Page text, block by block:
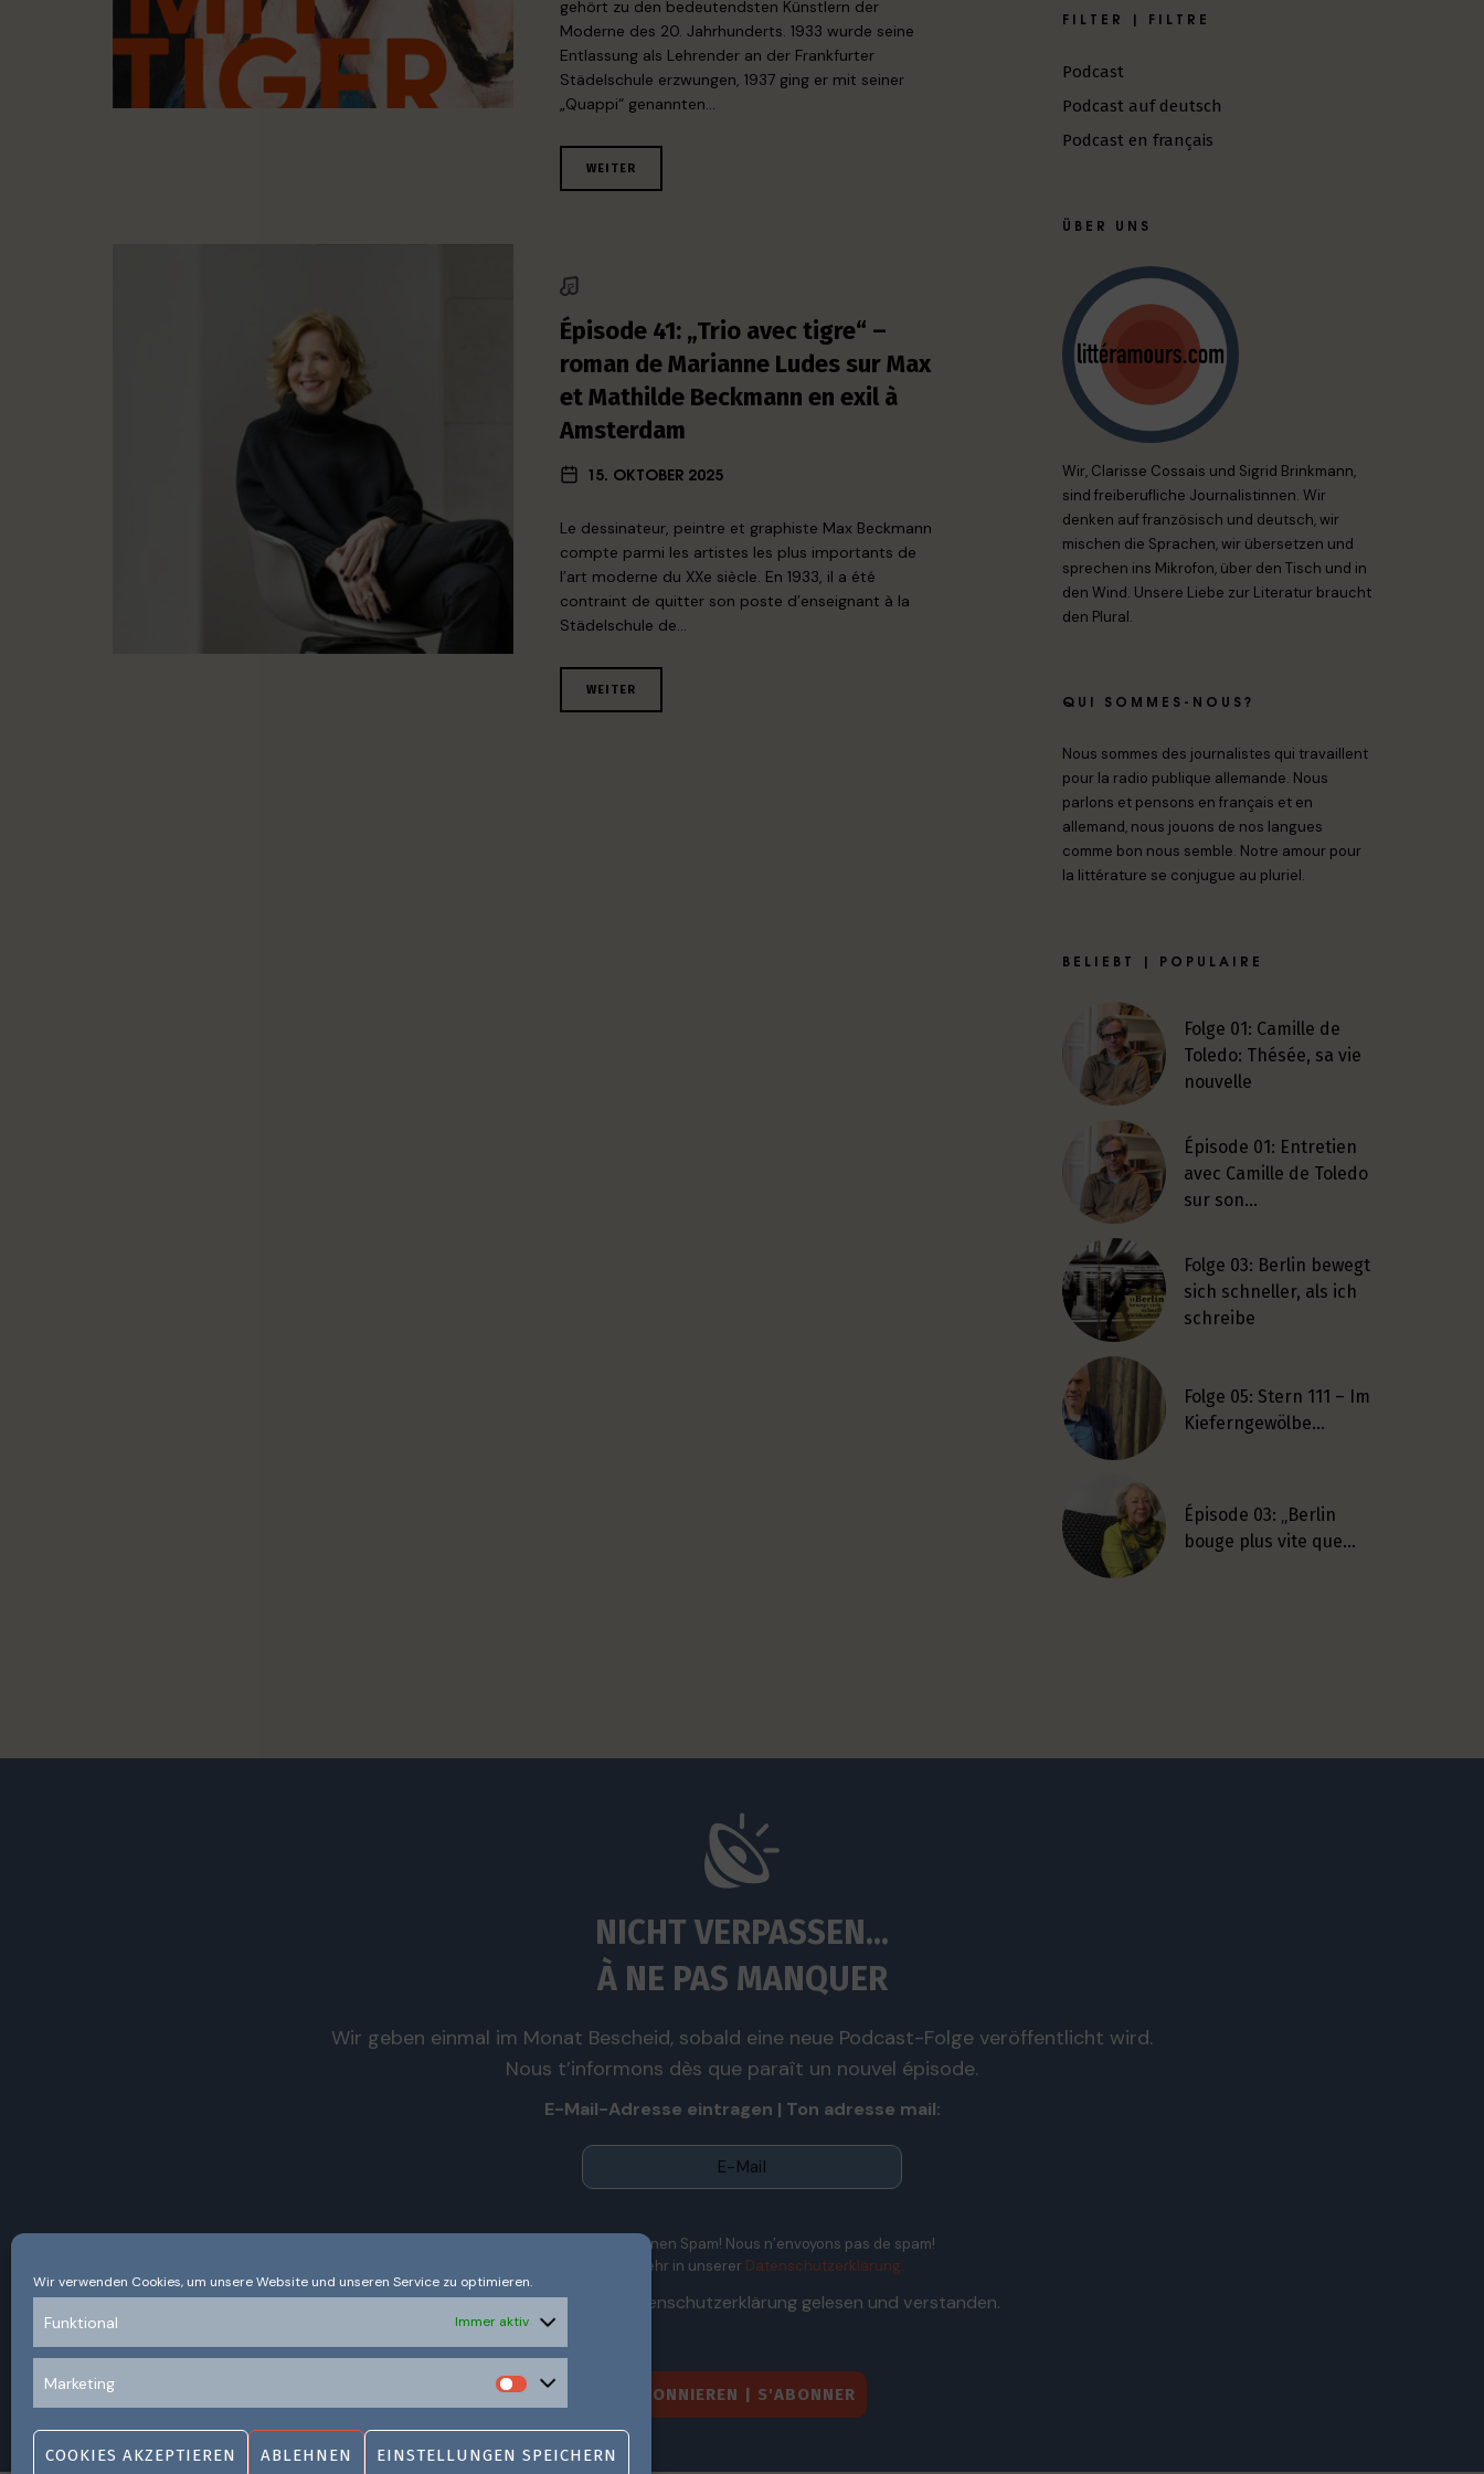
Wir verwenden Cookies, um unsere Website und unseren Service zu optimieren.
Funktional Immer aktiv
Marketing
COOKIES AKZEPTIEREN ABLEHNEN EINSTELLUNGEN SPEICHERN
gehört zu den bedeutendsten Künstlern der
Moderne des 20. Jahrhunderts. 1933 wurde seine
Entlassung als Lehrender an der Frankfurter
Städelschule erzwungen, 1937 ging er mit seiner
„Quappi“ genannten…
WEITER
Épisode 41: „Trio avec tigre“ –
roman de Marianne Ludes sur Max
et Mathilde Beckmann en exil à
Amsterdam
15. OKTOBER 2025
Le dessinateur, peintre et graphiste Max Beckmann
compte parmi les artistes les plus importants de
l’art moderne du XXe siècle. En 1933, il a été
contraint de quitter son poste d’enseignant à la
Städelschule de…
WEITER
FILTER | FILTRE
Podcast
Podcast auf deutsch
Podcast en français
ÜBER UNS
Wir, Clarisse Cossais und Sigrid Brinkmann,
sind freiberufliche Journalistinnen. Wir
denken auf französisch und deutsch, wir
mischen die Sprachen, wir übersetzen und
sprechen ins Mikrofon, über den Tisch und in
den Wind. Unsere Liebe zur Literatur braucht
den Plural.
QUI SOMMES-NOUS?
Nous sommes des journalistes qui travaillent
pour la radio publique allemande. Nous
parlons et pensons en français et en
allemand, nous jouons de nos langues
comme bon nous semble. Notre amour pour
la littérature se conjugue au pluriel.
BELIEBT | POPULAIRE
Folge 01: Camille de
Toledo: Thésée, sa vie
nouvelle
Épisode 01: Entretien
avec Camille de Toledo
sur son…
Folge 03: Berlin bewegt
sich schneller, als ich
schreibe
Folge 05: Stern 111 – Im
Kieferngewölbe…
Épisode 03: „Berlin
bouge plus vite que…
NICHT VERPASSEN...
À NE PAS MANQUER
Wir geben einmal im Monat Bescheid, sobald eine neue Podcast-Folge veröffentlicht wird.
Nous t’informons dès que paraît un nouvel épisode.
E-Mail-Adresse eintragen | Ton adresse mail:
Wir senden keinen Spam! Nous n’envoyons pas de spam!
Erfahre mehr in unserer Datenschutzerklärung.
Ich habe die Datenschutzerklärung gelesen und verstanden.